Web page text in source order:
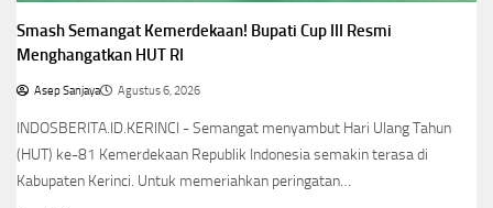
Smash Semangat Kemerdekaan! Bupati Cup III Resmi
Menghangatkan HUT RI
Asep Sanjaya Agustus 6, 2026
INDOSBERITA.ID.KERINCI - Semangat menyambut Hari Ulang Tahun
(HUT) ke-81 Kemerdekaan Republik Indonesia semakin terasa di
Kabupaten Kerinci. Untuk memeriahkan peringatan…